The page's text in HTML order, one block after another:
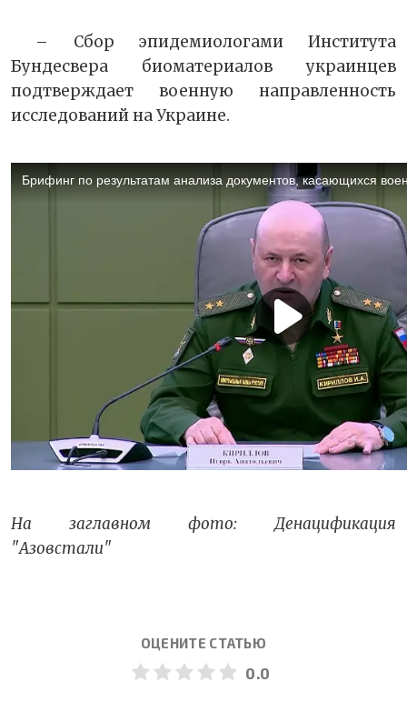
– Сбор эпидемиологами Института
Бундесвера биоматериалов украинцев
подтверждает военную направленность
исследований на Украине.
На заглавном фото: Денацификация
"Азовстали"
ОЦЕНИТЕ СТАТЬЮ
0.0